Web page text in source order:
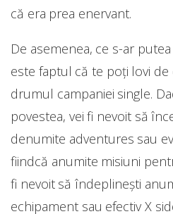
că era prea enervant.
De asemenea, ce s-ar
este faptul că te poți lovi de
drumul campaniei single.
povestea, vei fi nevoit să
denumite adventures sau
fiindcă anumite misiuni
fi nevoit să îndeplinești
echipament sau efectiv X